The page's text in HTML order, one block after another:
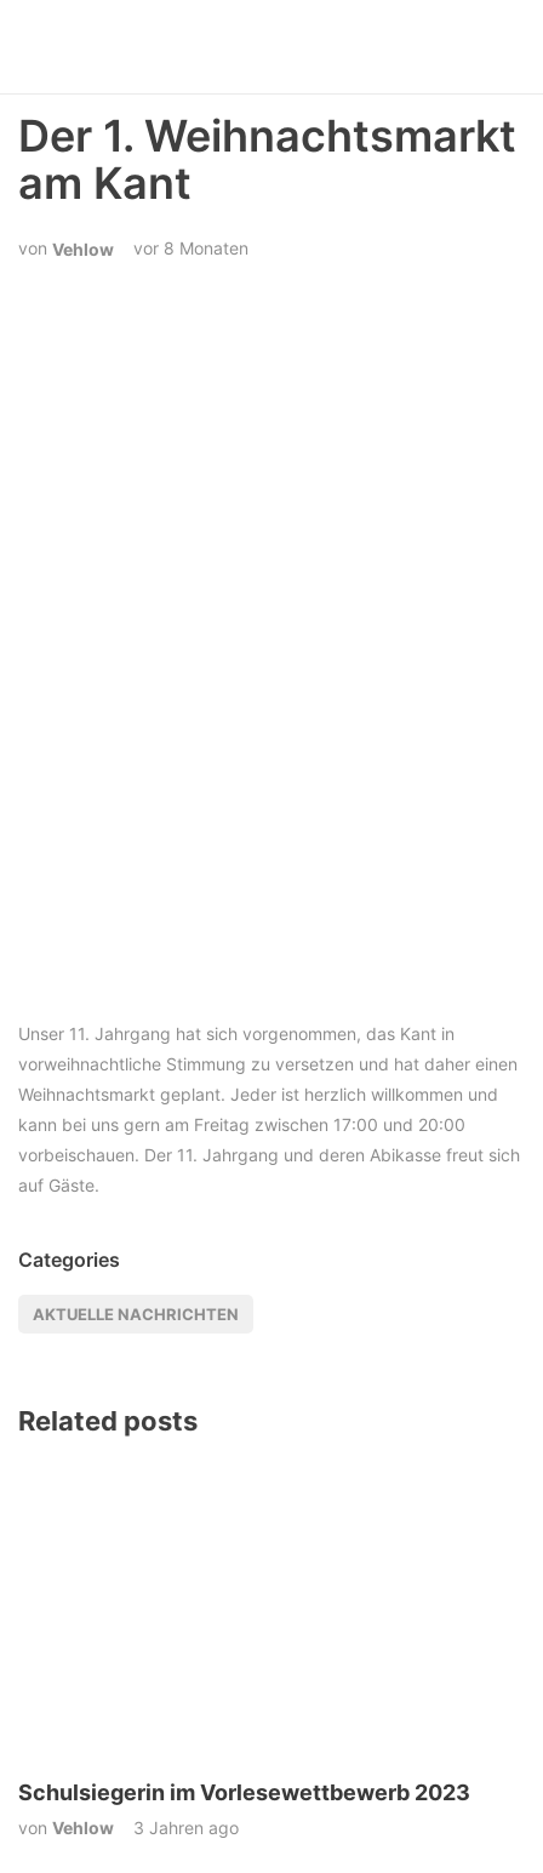
Der 1. Weihnachtsmarkt
am Kant
Vehlow vor 8 Monaten
Unser 11. Jahrgang hat sich vorgenommen, das Kant in
vorweihnachtliche Stimmung zu versetzen und hat daher einen
Weihnachtsmarkt geplant. Jeder ist herzlich willkommen und
kann bei uns gern am Freitag zwischen 17:00 und 20:00
vorbeischauen. Der 11. Jahrgang und deren Abikasse freut sich
auf Gäste.
Categories
AKTUELLE NACHRICHTEN
Related posts
Schulsiegerin im Vorlesewettbewerb 2023
von Vehlow 3 Jahren ago